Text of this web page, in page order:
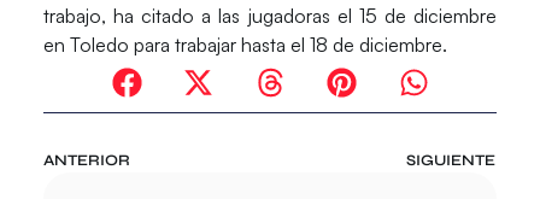
trabajo, ha citado a las jugadoras el 15 de diciembre
en Toledo para trabajar hasta el 18 de diciembre.
ANTERIOR SIGUIENTE